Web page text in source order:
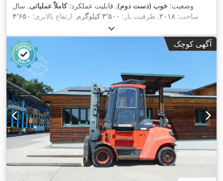
وضعیت: خوب (دست دوم), قابلیت عملکرد:کاملاً عملیاتی, سال
ساخت: ۲۰۱۸, ظرفیت بار: ۳٬۵۰۰ کیلوگرم , ارتفاع بالابری: ۴٬۶۵۰
, نوع دکل:
(۵۹٫۸۲ اسب بخار)
, تجهیزات:اتصال یدک‌کش, تهویه مطبوع, جابجایی
جانبی, روشنایی, چنگال پالت, گرم‌کن صندلی
آگهی کوچک